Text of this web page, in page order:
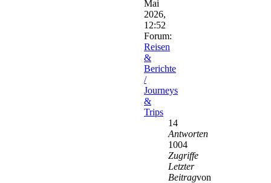
Mai
2026,
12:52
Forum:
Reisen
&
Berichte
/
Journeys
&
Trips
14
Antworten
1004
Zugriffe
Letzter
Beitragvon